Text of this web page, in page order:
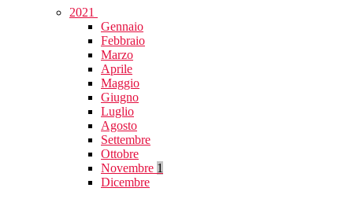
2021
Gennaio
Febbraio
Marzo
Aprile
Maggio
Giugno
Luglio
Agosto
Settembre
Ottobre
Novembre 1
Dicembre